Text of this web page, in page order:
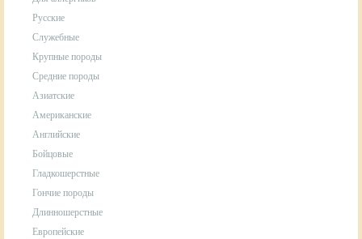
Русские
Служебные
Крупные породы
Средние породы
Азиатские
Американские
Английские
Бойцовые
Гладкошерстные
Гончие породы
Длинношерстные
Европейские